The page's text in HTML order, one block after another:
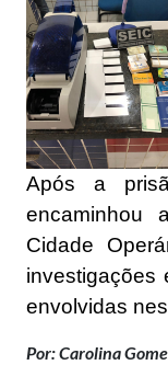
Após a
encaminhou
Cidade
investigações
envolvidas
Por: Carolina